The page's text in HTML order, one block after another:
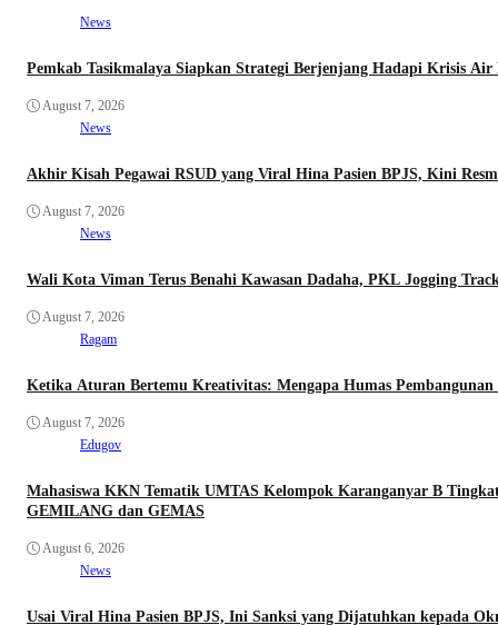
News
Pemkab Tasikmalaya Siapkan Strategi Berjenjang Hadapi Krisis
August 7, 2026
News
Akhir Kisah Pegawai RSUD yang Viral Hina Pasien BPJS, Kini
August 7, 2026
News
Wali Kota Viman Terus Benahi Kawasan Dadaha, PKL Jogging
August 7, 2026
Ragam
Ketika Aturan Bertemu Kreativitas: Mengapa Humas
August 7, 2026
Edugov
Mahasiswa KKN Tematik UMTAS Kelompok Karanganyar B
GEMILANG dan GEMAS
August 6, 2026
News
Usai Viral Hina Pasien BPJS, Ini Sanksi yang Dijatuhkan kepada